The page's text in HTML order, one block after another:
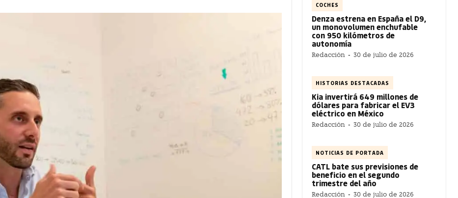
COCHES
Denza estrena en España el D9,
un monovolumen enchufable
con 950 kilómetros de
autonomía
Redacción - 30 de julio de 2026
HISTORIAS DESTACADAS
Kia invertirá 649 millones de
dólares para fabricar el EV3
eléctrico en México
Redacción - 30 de julio de 2026
NOTICIAS DE PORTADA
CATL bate sus previsiones de
beneficio en el segundo
trimestre del año
Redacción - 30 de julio de 2026